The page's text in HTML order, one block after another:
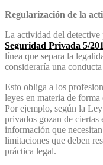
Regularización de la
La actividad del detective
Seguridad Privada 5/
línea que separa la
consideraría una
Esto obliga a los
leyes en materia de
Por ejemplo, según la
privados gozan de ciertas
información que
limitaciones que deben
práctica legal.